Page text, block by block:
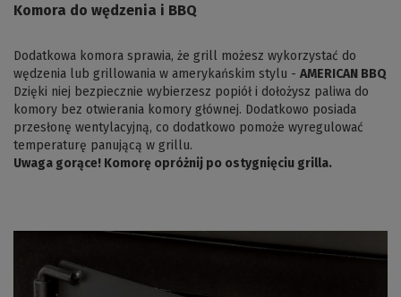
Komora do wędzenia i BBQ
Dodatkowa komora sprawia, że grill możesz wykorzystać do
wędzenia lub grillowania w amerykańskim stylu - AMERICAN BBQ
Dzięki niej bezpiecznie wybierzesz popiół i dołożysz paliwa do
komory bez otwierania komory głównej. Dodatkowo posiada
przesłonę wentylacyjną, co dodatkowo pomoże wyregulować
temperaturę panującą w grillu.
Uwaga gorące! Komorę opróżnij po ostygnięciu grilla.